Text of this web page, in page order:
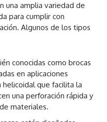
una amplia variedad de
para cumplir con
Algunos de los tipos
conocidas como brocas
en aplicaciones
que facilita la
una perforación rápida y
materiales.